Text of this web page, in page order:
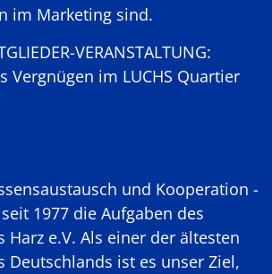
im Marketing sind.
VERANSTALTUNG:
Vergnügen im LUCHS Quartier
und Kooperation -
1977 die Aufgaben des
Harz e.V. Als einer der ältesten
Deutschlands ist es unser Ziel,